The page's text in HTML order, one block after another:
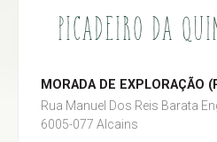
PICADEIRO DA
MORADA DE EXPLORAÇÃO
Rua Manuel Dos Reis Barata
6005-077 Alcains